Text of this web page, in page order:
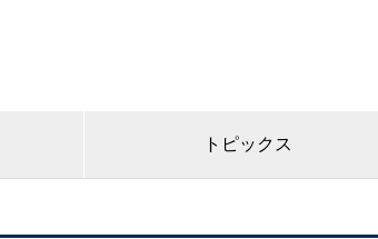
トピックス